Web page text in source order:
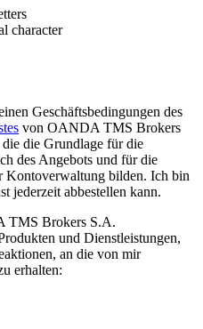
character
Geschäftsbedingungen des
von OANDA TMS Brokers
die Grundlage für die
des Angebots und für die
Kontoverwaltung bilden. Ich bin
jederzeit abbestellen kann.
TMS Brokers S.A.
und Dienstleistungen,
an die von mir
erhalten: